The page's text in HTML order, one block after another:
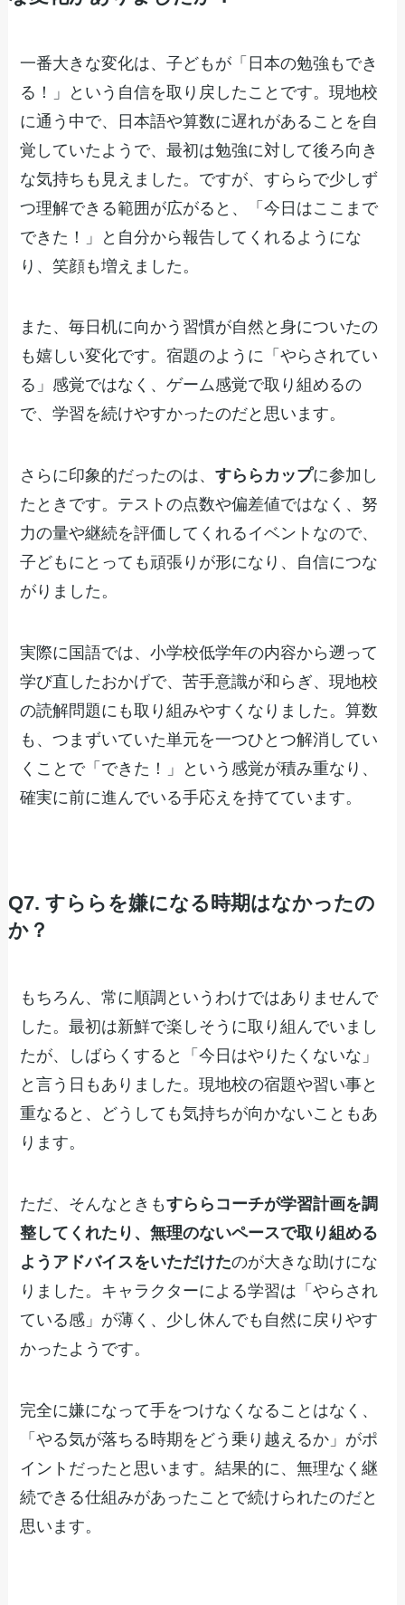
一番大きな変化は、子どもが「日本の勉強もでき
る！」という自信を取り戻したことです。現地校
に通う中で、日本語や算数に遅れがあることを自
覚していたようで、最初は勉強に対して後ろ向き
な気持ちも見えました。ですが、すららで少しず
つ理解できる範囲が広がると、「今日はここまで
できた！」と自分から報告してくれるようにな
り、笑顔も増えました。
また、毎日机に向かう習慣が自然と身についたの
も嬉しい変化です。宿題のように「やらされてい
る」感覚ではなく、ゲーム感覚で取り組めるの
で、学習を続けやすかったのだと思います。
さらに印象的だったのは、すららカップに参加し
たときです。テストの点数や偏差値ではなく、努
力の量や継続を評価してくれるイベントなので、
子どもにとっても頑張りが形になり、自信につな
がりました。
実際に国語では、小学校低学年の内容から遡って
学び直したおかげで、苦手意識が和らぎ、現地校
の読解問題にも取り組みやすくなりました。算数
も、つまずいていた単元を一つひとつ解消してい
くことで「できた！」という感覚が積み重なり、
確実に前に進んでいる手応えを持てています。
Q7. すららを嫌になる時期はなかったの
か？
もちろん、常に順調というわけではありませんで
した。最初は新鮮で楽しそうに取り組んでいまし
たが、しばらくすると「今日はやりたくないな」
と言う日もありました。現地校の宿題や習い事と
重なると、どうしても気持ちが向かないこともあ
ります。
ただ、そんなときもすららコーチが学習計画を調
整してくれたり、無理のないペースで取り組める
ようアドバイスをいただけたのが大きな助けにな
りました。キャラクターによる学習は「やらされ
ている感」が薄く、少し休んでも自然に戻りやす
かったようです。
完全に嫌になって手をつけなくなることはなく、
「やる気が落ちる時期をどう乗り越えるか」がポ
イントだったと思います。結果的に、無理なく継
続できる仕組みがあったことで続けられたのだと
思います。